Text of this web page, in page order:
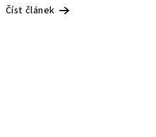
Číst článek